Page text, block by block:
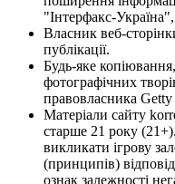
"Інтерфакс-
Власник веб-
публікації.
Будь-яке
фотографічних
правовласника Getty
Матеріали сайту
старше 21 року
викликати ігрову
(принципів)
ознак залежності